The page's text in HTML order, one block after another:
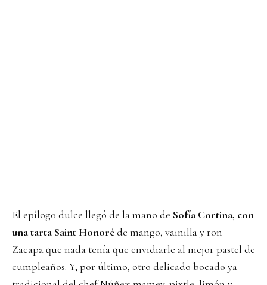
El epílogo dulce llegó de la mano de Sofía Cortina, con
una tarta Saint Honoréde mango, vainilla y ron
Zacapa que nada tenía que envidiarle al mejor pastel de
cumpleaños. Y, por último, otro delicado bocado ya